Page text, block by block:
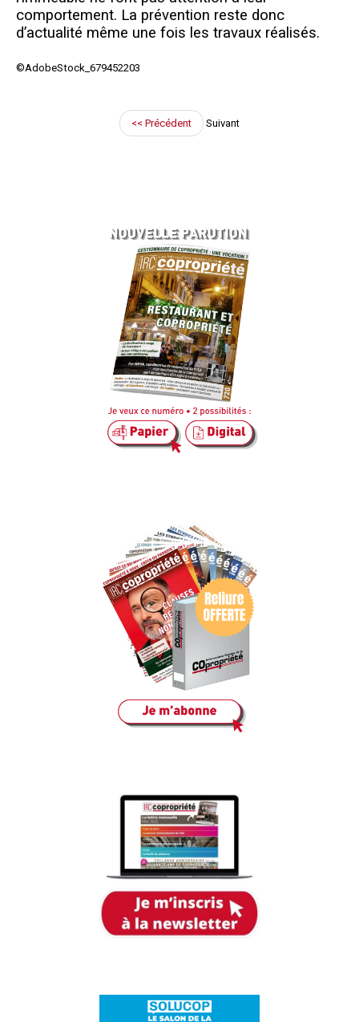
comportement. La prévention reste donc
d’actualité même une fois les travaux réalisés.
©AdobeStock_679452203
<< Précédent Suivant